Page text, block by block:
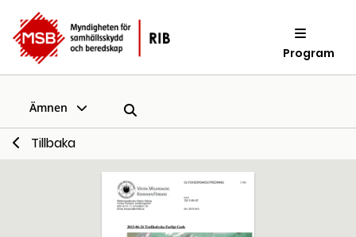
Program
Ämnen
Tillbaka